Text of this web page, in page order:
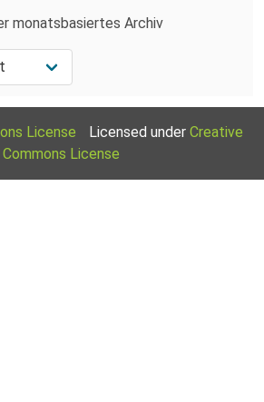
monatsbasiertes Archiv
Licensed under Creative
Commons License